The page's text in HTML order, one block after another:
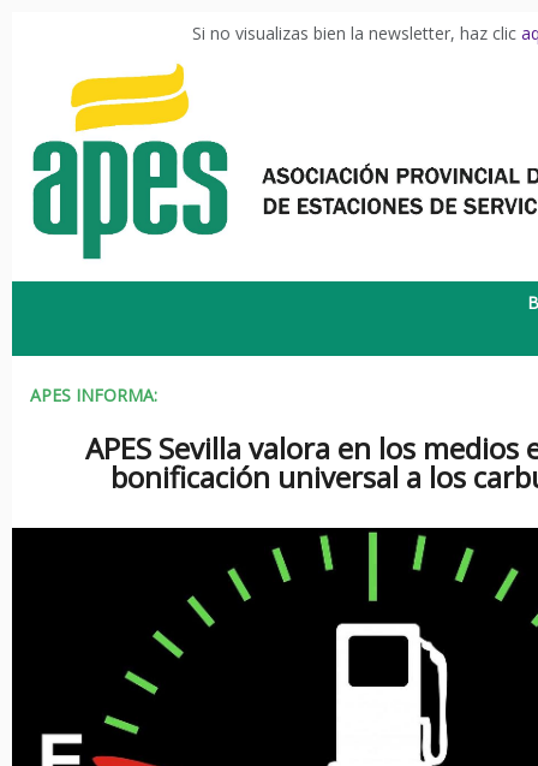
Si no visualizas bien la newsletter, haz clic
APES INFORMA:
APES Sevilla valora en los medios
bonificación universal a los